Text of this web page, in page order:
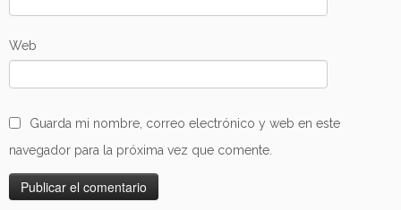
Web
Guarda mi nombre, correo electrónico y web en este
navegador para la próxima vez que comente.